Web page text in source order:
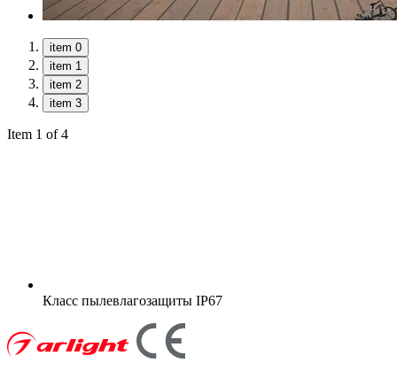
item 0
item 1
item 2
item 3
Item 1 of 4
Класс пылевлагозащиты IP67